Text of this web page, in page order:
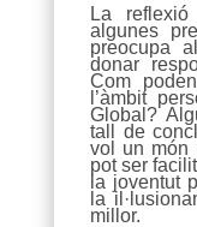
La
algunes
preocupa
donar
Com
l’àmbit
Global?
tall de
vol un món
pot ser
la joventut
la
millor.